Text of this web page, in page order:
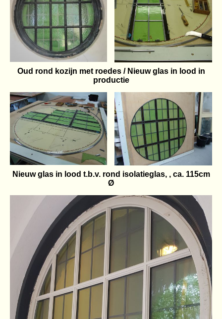
Oud rond kozijn met roedes / Nieuw glas in lood in
productie
Nieuw glas in lood t.b.v. rond isolatieglas, , ca. 115cm
Ø